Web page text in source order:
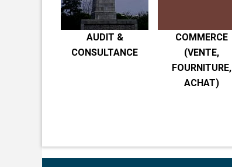
AUDIT &
CONSULTANCE
COMMERCE
(VENTE,
FOURNITURE,
ACHAT)